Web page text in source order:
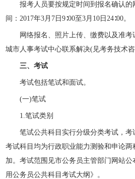
报考人员要按规定时间到报名确认的
间：2017年3月7日9∶00至3月10日24∶00。
网络报名、照片上传、缴费以及准考
城市人事考试中心联系解决(见考务技术咨
三、考试
考试包括笔试和面试。
(一)笔试
1.笔试类别
笔试公共科目实行分级分类考试，考
考试科目均为行政职业能力测验和申论两
加。考试范围见市公务员主管部门网站公
用公务员公共科目考试大纲》。